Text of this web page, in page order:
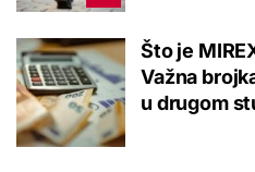
Što je
Važna
u drugom